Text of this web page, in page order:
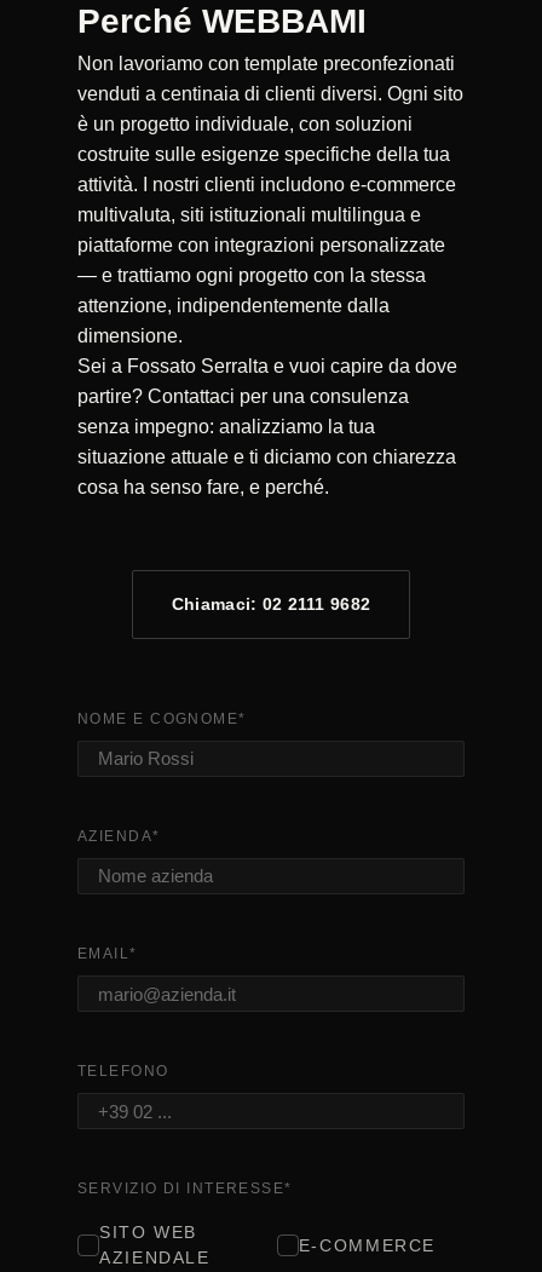
Perché WEBBAMI
Non lavoriamo con template preconfezionati
venduti a centinaia di clienti diversi. Ogni sito
è un progetto individuale, con soluzioni
costruite sulle esigenze specifiche della tua
attività. I nostri clienti includono e-commerce
multivaluta, siti istituzionali multilingua e
piattaforme con integrazioni personalizzate
— e trattiamo ogni progetto con la stessa
attenzione, indipendentemente dalla
dimensione.
Sei a Fossato Serralta e vuoi capire da dove
partire? Contattaci per una consulenza
senza impegno: analizziamo la tua
situazione attuale e ti diciamo con chiarezza
cosa ha senso fare, e perché.
Chiamaci: 02 2111 9682
NOME E COGNOME*
AZIENDA*
EMAIL*
TELEFONO
SERVIZIO DI INTERESSE*
SITO WEB
AZIENDALE
E-COMMERCE